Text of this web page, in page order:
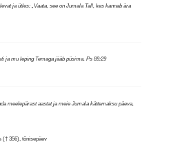
ja ütles: „Vaata, see on Jumala Tall, kes kannab ära
ja mu leping Temaga jääb püsima. Ps 89:29
meelepärast aastat ja meie Jumala kättemaksu päeva,
(† 356), tõnisepäev